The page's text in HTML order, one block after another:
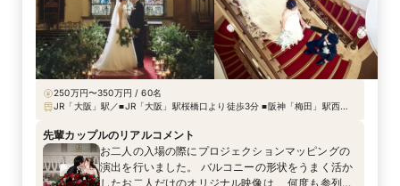
250万円〜350万円 / 60名
JR「大阪」駅／■JR「大阪」駅桜橋口より徒歩3分 ■阪神「梅田」駅西
駅より徒歩12分
先輩カップルのリアルコメント
お二人の入場の際にプロジェクションマッピングの
演出を行いました。 バルコニーの形状をうまく活か
したお二人だけのオリジナル映像は、 何度も参列経